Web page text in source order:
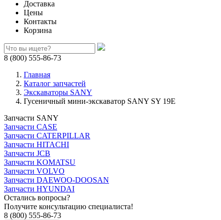
Доставка
Цены
Контакты
Корзина
8 (800) 555-86-73
Главная
Каталог запчастей
Экскаваторы SANY
Гусеничный мини-экскаватор SANY SY 19E
Запчасти SANY
Запчасти CASE
Запчасти CATERPILLAR
Запчасти HITACHI
Запчасти JCB
Запчасти KOMATSU
Запчасти VOLVO
Запчасти DAEWOO-DOOSAN
Запчасти HYUNDAI
Остались вопросы?
Получите консультацию специалиста!
8 (800) 555-86-73